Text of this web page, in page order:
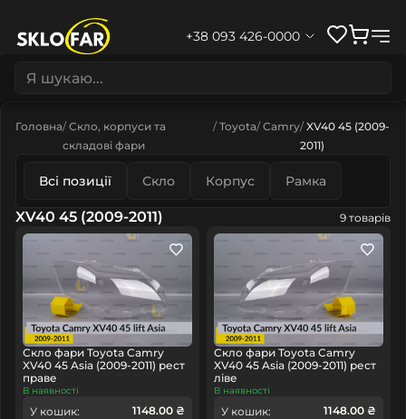
+38 093 426-0000
Головна Скло, корпуси та
складові фари
Toyota Camry XV40 45 (2009-
2011)
Всі позиції Скло Корпус Рамка
XV40 45 (2009-2011) 9 товарів
Скло фари Toyota Camry
XV40 45 Asia (2009-2011) рест
праве
В наявності
У кошик: 1148.00 ₴
Скло фари Toyota Camry
XV40 45 Asia (2009-2011) рест
ліве
В наявності
У кошик: 1148.00 ₴